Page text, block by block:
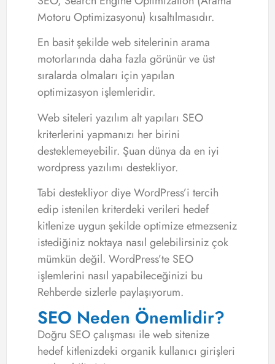
Motoru Optimizasyonu) kısaltılmasıdır.
En basit şekilde web sitelerinin arama
motorlarında daha fazla görünür ve üst
sıralarda olmaları için yapılan
optimizasyon işlemleridir.
Web siteleri yazılım alt yapıları SEO
kriterlerini yapmanızı her birini
desteklemeyebilir. Şuan dünya da en iyi
wordpress yazılımı destekliyor.
Tabi destekliyor diye WordPress’i tercih
edip istenilen kriterdeki verileri hedef
kitlenize uygun şekilde optimize etmezseniz
istediğiniz noktaya nasıl gelebilirsiniz çok
mümkün değil. WordPress’te SEO
işlemlerini nasıl yapabileceğinizi bu
Rehberde sizlerle paylaşıyorum.
SEO Neden Önemlidir?
Doğru SEO çalışması ile web sitenize
hedef kitlenizdeki organik kullanıcı girişleri